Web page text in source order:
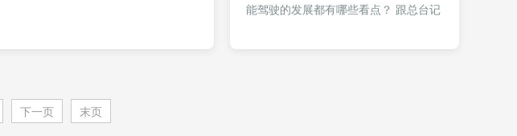
能驾驶的发展都有哪些看点？ 跟总台记
下一页 末页